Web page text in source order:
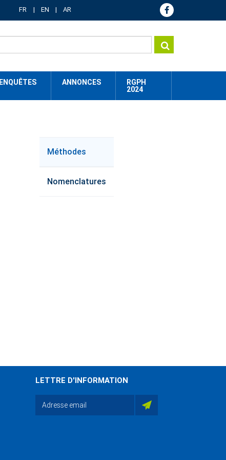
FR EN AR
ENQUÊTES ANNONCES
RGPH
2024
method
Méthodes
Nomenclatures
LETTRE D'INFORMATION